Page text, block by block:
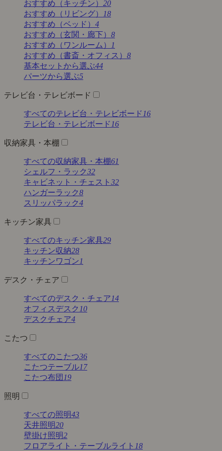
おすすめ（キッチン） 20
おすすめ（リビング）
18
おすすめ（ベッド） 4
おすすめ（玄関・廊下） 8
おすすめ（ワンルーム）
1
おすすめ（書斎・オフィス） 8
基本セットから選ぶ44
パーツから選ぶ5
テレビ台・テレビボード
すべてのテレビ台・テレビボード 16
テレビ台・テレビボード 16
収納家具・本棚
すべての収納家具・本棚61
シェルフ・ラック32
キャビネット・チェスト 32
ハンガーラック8
スリッパラック4
キッチン家具
すべてのキッチン家具29
キッチン収納28
キッチンワゴン1
デスク・チェア
すべてのデスク・チェア14
オフィスデスク 10
デスクチェア4
こたつ
すべてのこたつ36
こたつテーブル17
こたつ布団 19
照明
すべての照明43
天井照明20
壁掛け照明2
フロアライト・テーブルライト 18